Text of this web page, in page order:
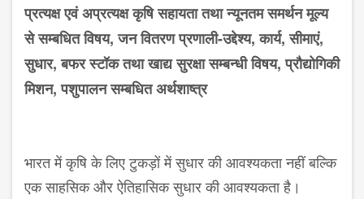
प्रत्यक्ष एवं अप्रत्यक्ष कृषि सहायता तथा न्यूनतम समर्थन मूल्य
से सम्ब​धित विषय, जन वितरण प्रणाली-उद्देश्य, कार्य, सीमाएं,
सुधार, बफर स्टॉक तथा खाद्य सुरक्षा सम्बन्धी विषय, प्रौद्योगिकी
मिशन, पशुपालन सम्ब​धित अर्थशाष्त्र
भारत में कृषि के लिए टुकड़ों में सुधार की आवश्यकता नहीं बल्कि
एक साहसिक और ऐतिहासिक सुधार की आवश्यकता है।